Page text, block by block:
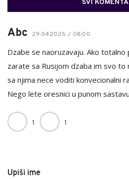
SVI
Abc 29.04.2025. / 08:00
Dzabe se naoruzavaju. Ako totalno
zarate sa Rusijom dzaba im svo to
sa njima nece voditi konvecionalni
Nego lete oresnici u punom
1 1
Upiši ime